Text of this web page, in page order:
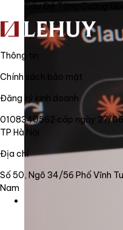
Đầu Để Tăng Cường
Thông tin
Chính sách bảo mật
Đăng ký kinh doanh
0108340562 cấp ngày 27/
TP Hà Nội
Địa chỉ
Số 50, Ngõ 34/56 Phố Vĩnh
Nam